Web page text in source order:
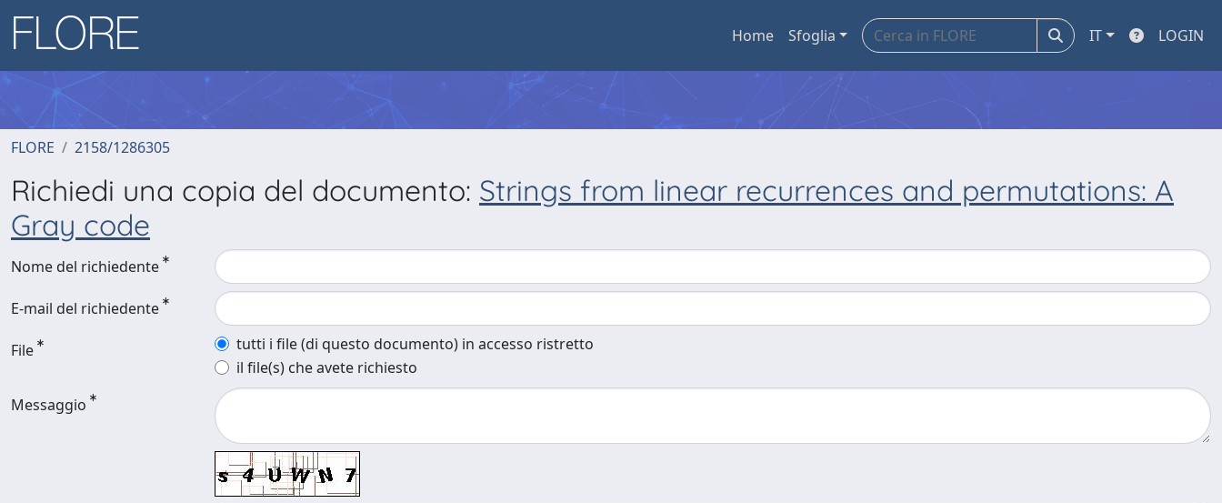
Home Sfoglia IT LOGIN
FLORE 2158/1286305
Richiedi una copia del documento: Strings from linear recurrences and permutations: A
Gray code
Nome del richiedente
E-mail del richiedente
File
tutti i file (di questo documento) in accesso ristretto
il file(s) che avete richiesto
Messaggio